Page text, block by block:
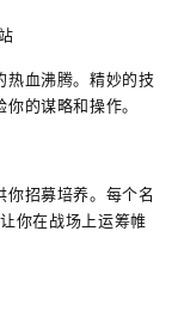
热血沸腾。精妙的技
的谋略和操作。
招募培养。每个名
你在战场上运筹帷